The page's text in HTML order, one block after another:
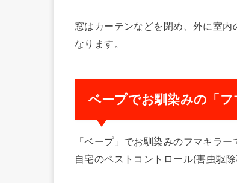
窓はカーテンなどを閉め、外に室
なります。
ベープでお馴染みの「
「ベープ」でお馴染みのフマキラ
自宅のペストコントロール(害虫駆除